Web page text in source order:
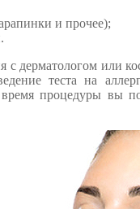
и прочее);
с дерматологом или
теста на
процедуры вы